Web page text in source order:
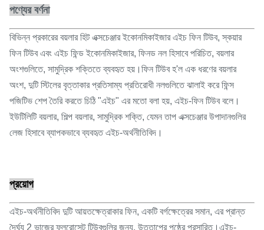
পণ্যের বর্ণনা
বিভিন্ন প্রকারের বয়লার হিট এক্সচেঞ্জার ইকোনমিকাইজার এইচ ফিন টিউব, স্কয়ার
ফিন টিউব এবং এইচ ফিন্ড ইকোনমিকাইজার, ফিনড নল হিসাবে পরিচিত, বয়লার
অংশগুলিতে, সামুদ্রিক শক্তিতে ব্যবহৃত হয়।ফিন টিউব হ'ল এক ধরণের বয়লার
অংশ, দুটি স্টিলের বৃত্তাকার প্রতিসাম্য প্রতিরোধী নলগুলিতে ঝালাই করে ফিন্স
পজিটিভ শেপ তৈরি করতে চিঠি "এইচ" এর মতো বলা হয়, এইচ-ফিন টিউব বলে।
ইউটিলিটি বয়লার, শিল্প বয়লার, সামুদ্রিক শক্তি, যেমন তাপ এক্সচেঞ্জার উপাদানগুলির
লেজ হিসাবে ব্যাপকভাবে ব্যবহৃত এইচ-অর্থনীতিবিদ।
প্রয়োগ
এইচ-অর্থনীতিবিদ দুটি আয়তক্ষেত্রাকার ফিন, একটি বর্গক্ষেত্রের সমান, এর প্রান্ত
দৈর্ঘ্য 2 ভাজের ফ্লুরোসেন্ট টিউবগুলির জন্য, উত্তাপের পৃষ্ঠের প্রসারিত।এইচ-